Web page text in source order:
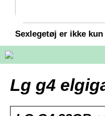
Sexlegetøj er ikke
Lg g4